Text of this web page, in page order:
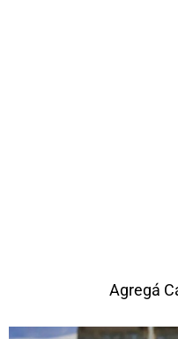
Agregá